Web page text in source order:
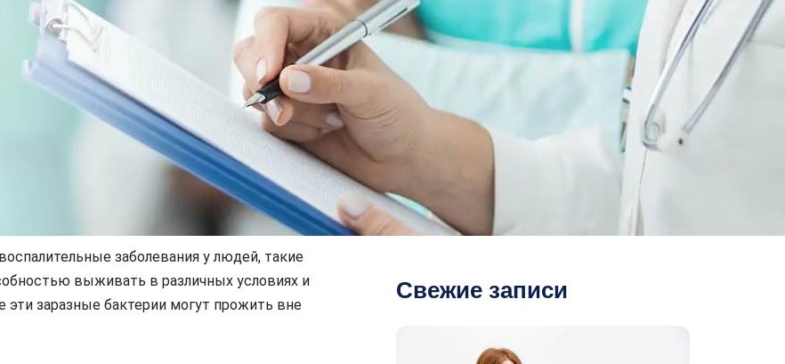
заболевания у людей, такие
выживать в различных условиях и
эти заразные бактерии могут прожить вне
Свежие записи